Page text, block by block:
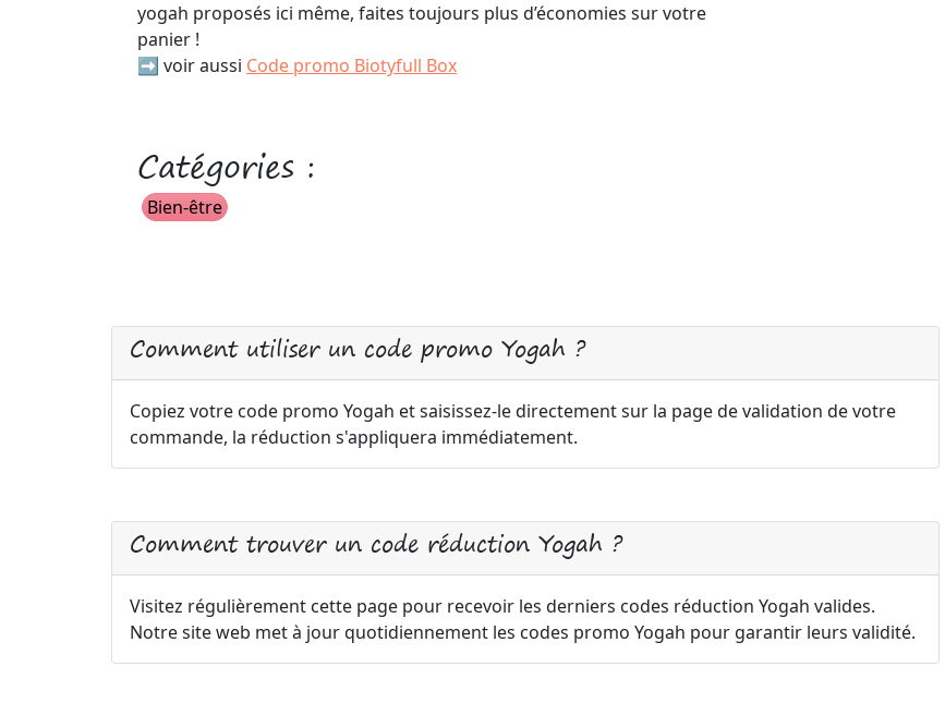
yogah proposés ici même, faites toujours plus d’économies sur votre
panier !
➡️ voir aussi Code promo Biotyfull Box
Catégories :
Bien-être
Comment utiliser un code promo Yogah ?
Copiez votre code promo Yogah et saisissez-le directement sur la page de validation de votre
commande, la réduction s'appliquera immédiatement.
Comment trouver un code réduction Yogah ?
Visitez régulièrement cette page pour recevoir les derniers codes réduction Yogah valides.
Notre site web met à jour quotidiennement les codes promo Yogah pour garantir leurs validité.